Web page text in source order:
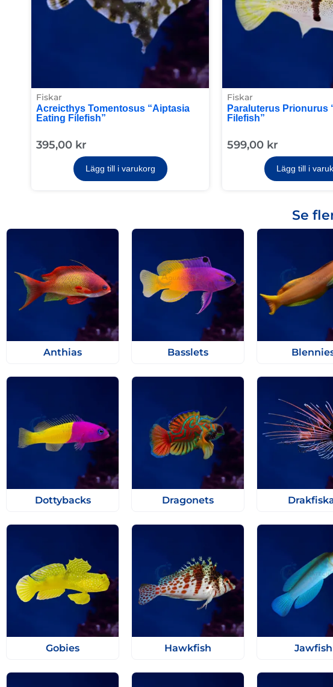
Acreicthys Tomentosus “Aiptasia
Eating Filefish”
395,00 kr
Lägg till i varukorg
Fiskar
Paraluterus Prionurus
Filefish”
599,00 kr
Lägg till i
Fiskar
Se
Anthias Basslets
Dottybacks Dragonets
Gobies Hawkfish Jawfish